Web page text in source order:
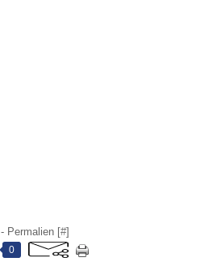
- Permalien [#]
0